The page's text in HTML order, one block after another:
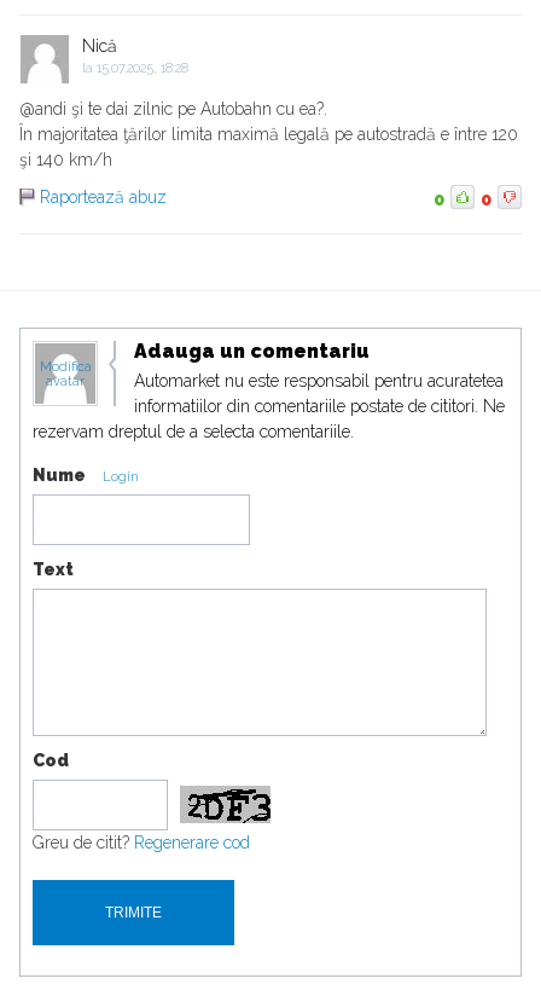
Nică
la 15.07.2025, 18:28
@andi şi te dai zilnic pe Autobahn cu ea?.
În majoritatea ţărilor limita maximă legală pe autostradă e între 120
şi 140 km/h
Raportează abuz
0 0
Modifica
avatar
Adauga un comentariu
Automarket nu este responsabil pentru acuratetea
informatiilor din comentariile postate de cititori. Ne
rezervam dreptul de a selecta comentariile.
Nume Login
Text
Cod
Greu de citit? Regenerare cod